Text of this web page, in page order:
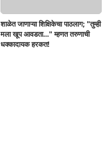
शाळेत जाणाऱ्या शिक्षिकेचा पाठलाग; "तुम्ही
मला खूप आवडता..." म्हणत तरुणाची
धक्कादायक हरकत!